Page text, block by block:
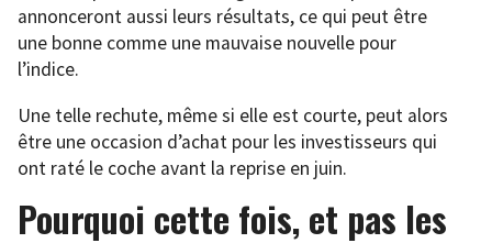
annonceront aussi leurs résultats, ce qui peut être
une bonne comme une mauvaise nouvelle pour
l’indice.
Une telle rechute, même si elle est courte, peut alors
être une occasion d’achat pour les investisseurs qui
ont raté le coche avant la reprise en juin.
Pourquoi cette fois, et pas les